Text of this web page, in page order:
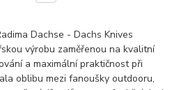
Dachse - Dachs Knives
výrobu zaměřenou na kvalitní
a maximální praktičnost při
oblibu mezi fanoušky outdooru,